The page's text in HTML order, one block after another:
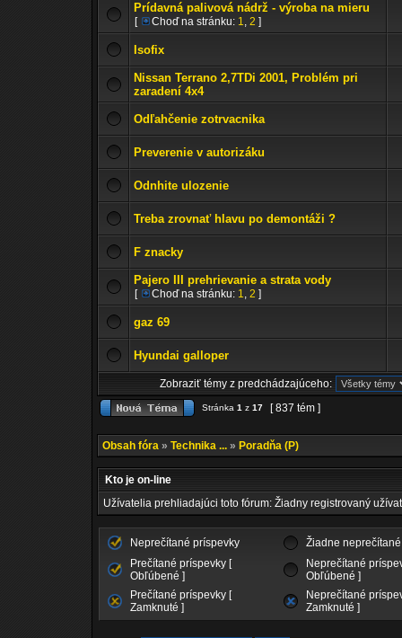
Prídavná palivová nádrž - výroba na mieru
[ Choď na stránku: 1, 2 ]
Isofix
Nissan Terrano 2,7TDi 2001, Problém pri
zaradení 4x4
Odľahčenie zotrvacnika
Preverenie v autorizáku
Odnhite ulozenie
Treba zrovnať hlavu po demontáži ?
F znacky
Pajero III prehrievanie a strata vody
[ Choď na stránku: 1, 2 ]
gaz 69
Hyundai galloper
Zobraziť témy z predchádzajúceho:
Stránka 1 z 17 [ 837 tém ]
Obsah fóra » Technika ... » Poradňa (P)
Kto je on-line
Užívatelia prehliadajúci toto fórum: Žiadny registrovaný
Neprečítané príspevky
Žiadne
Prečítané príspevky [
Obľúbené ]
Neprečítané
Obľúbené ]
Prečítané príspevky [
Zamknuté ]
Neprečítané
Zamknuté ]